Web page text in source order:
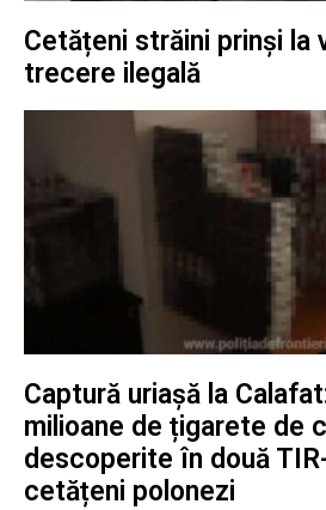
Cetățeni străini prinși la
trecere ilegală
Captură uriașă la
milioane de țigarete de
descoperite în două
cetățeni polonezi